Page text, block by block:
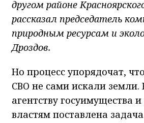
другом районе
рассказал председатель
природным ресурсам и
Дроздов.
Но процесс упорядочат,
СВО не сами искали земли.
агентству госуимущества
властям поставлена